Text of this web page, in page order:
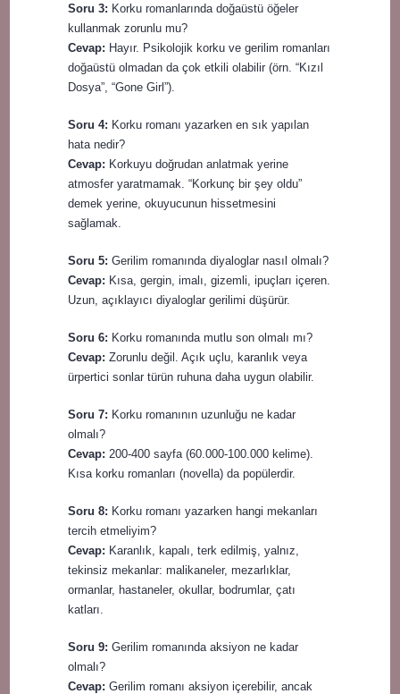
Soru 3: Korku romanlarında doğaüstü öğeler
kullanmak zorunlu mu?
Cevap: Hayır. Psikolojik korku ve gerilim romanları
doğaüstü olmadan da çok etkili olabilir (örn. “Kızıl
Dosya”, “Gone Girl”).
Soru 4: Korku romanı yazarken en sık yapılan
hata nedir?
Cevap: Korkuyu doğrudan anlatmak yerine
atmosfer yaratmamak. “Korkunç bir şey oldu”
demek yerine, okuyucunun hissetmesini
sağlamak.
Soru 5: Gerilim romanında diyaloglar nasıl olmalı?
Cevap: Kısa, gergin, imalı, gizemli, ipuçları içeren.
Uzun, açıklayıcı diyaloglar gerilimi düşürür.
Soru 6: Korku romanında mutlu son olmalı mı?
Cevap: Zorunlu değil. Açık uçlu, karanlık veya
ürpertici sonlar türün ruhuna daha uygun olabilir.
Soru 7: Korku romanının uzunluğu ne kadar
olmalı?
Cevap: 200-400 sayfa (60.000-100.000 kelime).
Kısa korku romanları (novella) da popülerdir.
Soru 8: Korku romanı yazarken hangi mekanları
tercih etmeliyim?
Cevap: Karanlık, kapalı, terk edilmiş, yalnız,
tekinsiz mekanlar: malikaneler, mezarlıklar,
ormanlar, hastaneler, okullar, bodrumlar, çatı
katları.
Soru 9: Gerilim romanında aksiyon ne kadar
olmalı?
Cevap: Gerilim romanı aksiyon içerebilir, ancak